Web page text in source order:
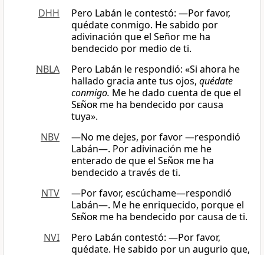
DHH
Pero Labán le contestó: —Por favor,
quédate conmigo. He sabido por
adivinación que el Señor me ha
bendecido por medio de ti.
NBLA
Pero Labán le respondió: «Si ahora he
hallado gracia ante tus ojos, quédate
conmigo. Me he dado cuenta de que el
Señor me ha bendecido por causa
tuya».
NBV
―No me dejes, por favor —respondió
Labán—. Por adivinación me he
enterado de que el Señor me ha
bendecido a través de ti.
NTV
—Por favor, escúchame—respondió
Labán—. Me he enriquecido, porque el
Señor me ha bendecido por causa de ti.
NVI
Pero Labán contestó: —Por favor,
quédate. He sabido por un augurio que,